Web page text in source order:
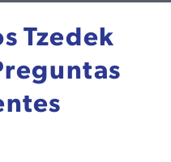
Fund
Tzedek